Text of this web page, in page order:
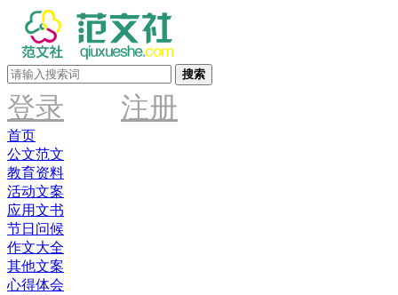
搜索
登录 注册
首页
公文范文
教育资料
活动文案
应用文书
节日问候
作文大全
其他文案
心得体会